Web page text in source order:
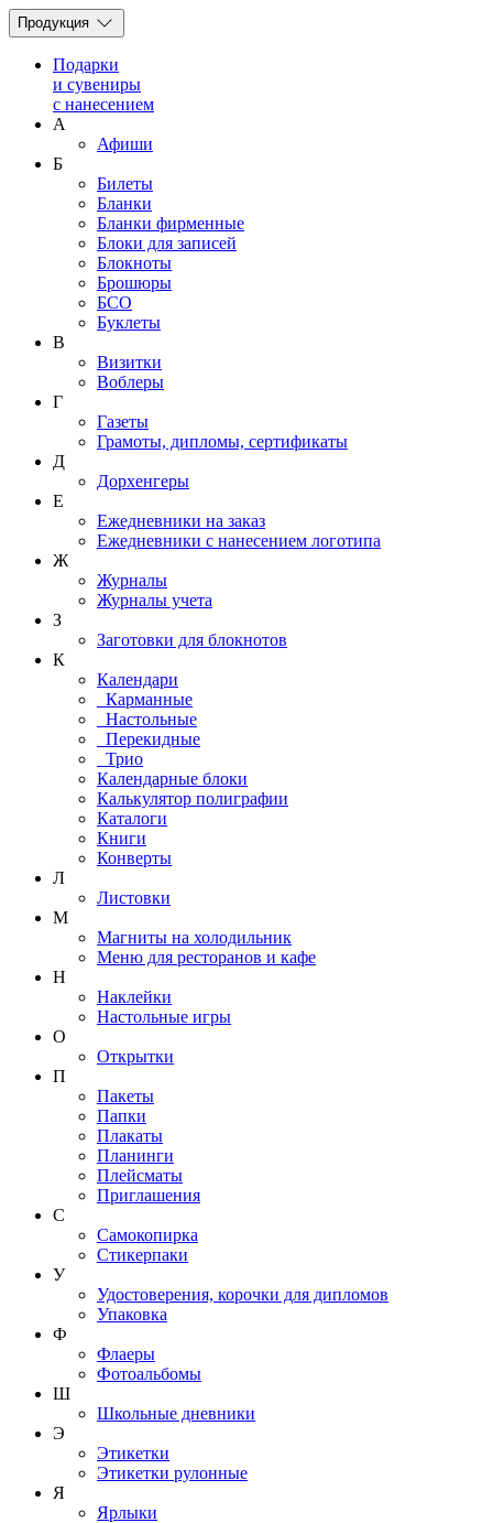
Продукция
Подарки
и сувениры
с нанесением
А
Афиши
Б
Билеты
Бланки
Бланки фирменные
Блоки для записей
Блокноты
Брошюры
БСО
Буклеты
В
Визитки
Воблеры
Г
Газеты
Грамоты, дипломы, сертификаты
Д
Дорхенгеры
Е
Ежедневники на заказ
Ежедневники с нанесением логотипа
Ж
Журналы
Журналы учета
З
Заготовки для блокнотов
К
Календари
Карманные
Настольные
Перекидные
Трио
Календарные блоки
Калькулятор полиграфии
Каталоги
Книги
Конверты
Л
Листовки
М
Магниты на холодильник
Меню для ресторанов и кафе
Н
Наклейки
Настольные игры
О
Открытки
П
Пакеты
Папки
Плакаты
Планинги
Плейсматы
Приглашения
С
Самокопирка
Стикерпаки
У
Удостоверения, корочки для дипломов
Упаковка
Ф
Флаеры
Фотоальбомы
Ш
Школьные дневники
Э
Этикетки
Этикетки рулонные
Я
Ярлыки